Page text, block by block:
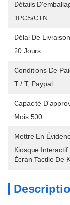
Détails
1PCS/CTN
Délai De
20 Jours
Conditions De
T / T, Paypal
Capacité
Mois 500
Mettre En
Kiosque Interactif
Écran Tactile De